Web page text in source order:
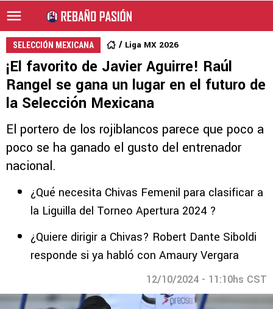
SELECCIÓN MEXICANA Liga MX 2026
¡El favorito de Javier Aguirre! Raúl
Rangel se gana un lugar en el futuro de
la Selección Mexicana
El portero de los rojiblancos parece que poco a
poco se ha ganado el gusto del entrenador
nacional.
¿Qué necesita Chivas Femenil para clasificar a
la Liguilla del Torneo Apertura 2024 ?
¿Quiere dirigir a Chivas? Robert Dante Siboldi
responde si ya habló con Amaury Vergara
12/10/2024 - 11:10hs CST